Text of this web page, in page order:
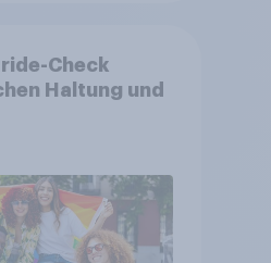
Check
Haltung und